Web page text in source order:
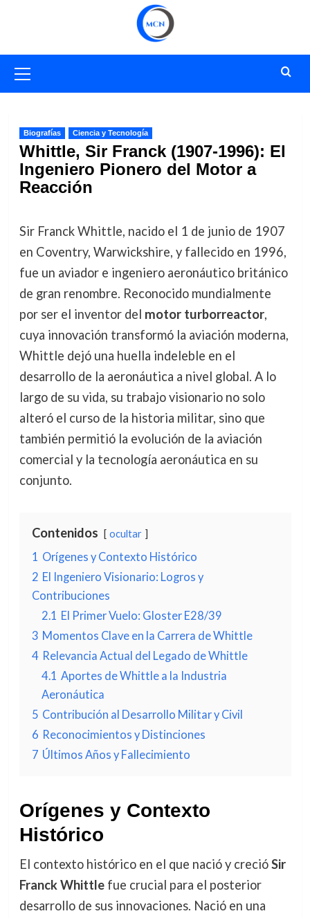
primario
Biografías Ciencia y Tecnología
Whittle, Sir Franck (1907-1996): El
Ingeniero Pionero del Motor a
Reacción
Sir Franck Whittle, nacido el 1 de junio de 1907
en Coventry, Warwickshire, y fallecido en 1996,
fue un aviador e ingeniero aeronáutico británico
de gran renombre. Reconocido mundialmente
por ser el inventor del motor turborreactor,
cuya innovación transformó la aviación moderna,
Whittle dejó una huella indeleble en el
desarrollo de la aeronáutica a nivel global. A lo
largo de su vida, su trabajo visionario no solo
alteró el curso de la historia militar, sino que
también permitió la evolución de la aviación
comercial y la tecnología aeronáutica en su
conjunto.
Contenidos ocultar
1 Orígenes y Contexto Histórico
2 El Ingeniero Visionario: Logros y
Contribuciones
2.1 El Primer Vuelo: Gloster E28/39
3 Momentos Clave en la Carrera de Whittle
4 Relevancia Actual del Legado de Whittle
4.1 Aportes de Whittle a la Industria
Aeronáutica
5 Contribución al Desarrollo Militar y Civil
6 Reconocimientos y Distinciones
7 Últimos Años y Fallecimiento
Orígenes y Contexto
Histórico
El contexto histórico en el que nació y crecióSir
Franck Whittlefue crucial para el posterior
desarrollo de sus innovaciones. Nació en una